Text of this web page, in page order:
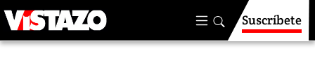
Suscríbete